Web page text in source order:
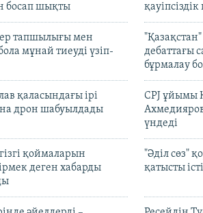
босап шықты
тапшылығы мен
мұнай тиеуді үзіп-
дебаттағы
бұрмалау
қаласындағы ірі
дрон шабуылдады
CPJ ұйымы
үндеді
қоймаларын
деген хабарды
"Әділ сөз"
қатысты